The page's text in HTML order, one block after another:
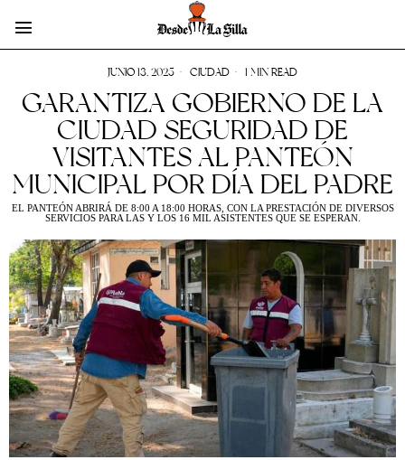
JUNIO 13, 2025 CIUDAD 1 MIN READ
GARANTIZA GOBIERNO DE LA
CIUDAD SEGURIDAD DE
VISITANTES AL PANTEÓN
MUNICIPAL POR DÍA DEL PADRE
EL PANTEÓN ABRIRÁ DE 8:00 A 18:00 HORAS, CON LA PRESTACIÓN DE DIVERSOS
SERVICIOS PARA LAS Y LOS 16 MIL ASISTENTES QUE SE ESPERAN.